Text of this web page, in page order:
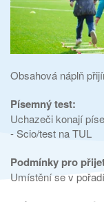
Obsahová náplň
Písemný test:
Uchazeči konají
- Scio/test na TUL
Podmínky pro
Umístění se v